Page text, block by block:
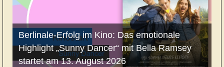
Berlinale-Erfolg im Kino: Das emotionale
Highlight „Sunny Dancer“ mit Bella Ramsey
startet am 13. August 2026